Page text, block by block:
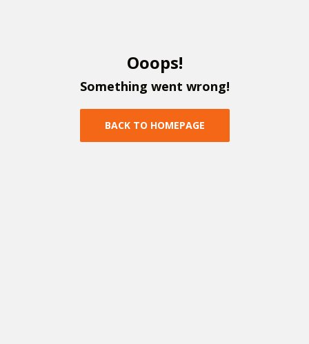
Ooops!
Something went wrong!
BACK TO HOMEPAGE